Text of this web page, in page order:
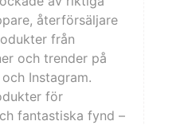
återförsäljare
från
och trender på
Instagram.
för
fantastiska fynd –